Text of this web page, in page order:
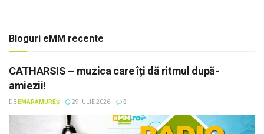
Bloguri eMM recente
CATHARSIS – muzica care îți dă ritmul după-
amiezii!
DE EMARAMUREȘ 29 IULIE 2026 0